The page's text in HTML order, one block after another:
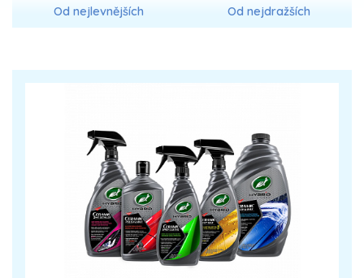
Od nejlevnějších Od nejdražších